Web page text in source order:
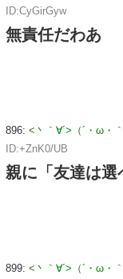
ID:CyGirGyw
無責任だわあ
896: <丶｀∀´>（´・ω・
ID:+ZnK0/UB
親に「友達は
899: <丶｀∀´>（´・ω・